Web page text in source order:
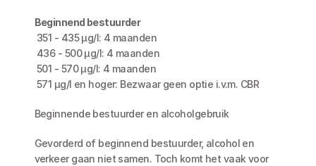
Beginnend bestuurder
351 - 435 µg/l: 4 maanden
436 - 500 µg/l: 4 maanden
501 - 570 µg/l: 4 maanden
571 µg/l en hoger: Bezwaar geen optie i.v.m. CBR
Beginnende bestuurder en alcoholgebruik
Gevorderd of beginnend bestuurder, alcohol en
verkeer gaan niet samen. Toch komt het vaak voor